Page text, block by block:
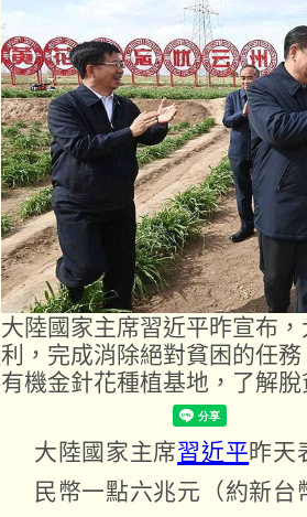
大陸國家主席習近平昨宣布
利，完成消除絕對貧困的任
有機金針花種植基地，了解
大陸國家主席習近平昨天
民幣一點六兆元（約新台